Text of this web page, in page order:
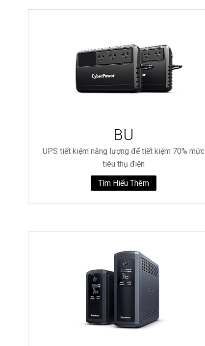
BU
UPS tiết kiệm năng lượng để tiết kiệm 70% mức
tiêu thụ điện
Tìm Hiểu Thêm